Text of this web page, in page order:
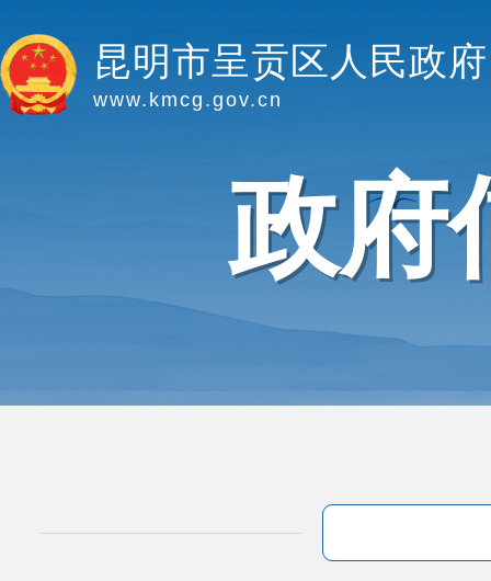
昆明市呈贡区人民政府
www.kmcg.gov.cn
政府